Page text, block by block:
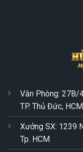
Văn Phòng: 27B/
TP. Thủ Đức, HCM
Xưởng SX: 1239
Tp. HCM